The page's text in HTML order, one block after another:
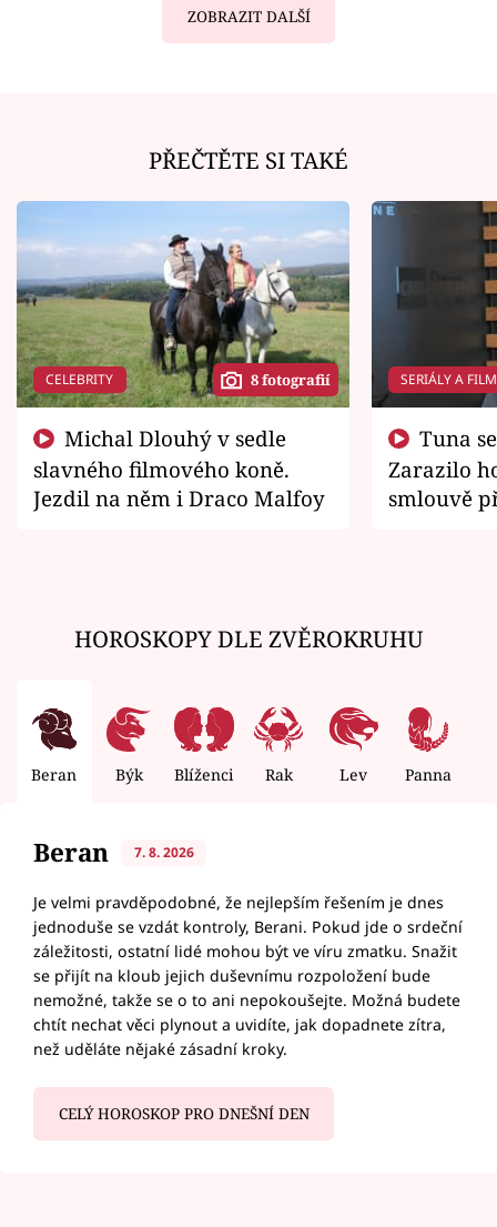
ZOBRAZIT DALŠÍ
PŘEČTĚTE SI TAKÉ
CELEBRITY 8 fotografií
slavného filmového koně.
Jezdil na něm i Draco Malfoy
SERIÁLY A
Zarazilo
smlouvě
HOROSKOPY DLE ZVĚROKRUHU
Beran Býk Blíženci Rak Lev Panna
Beran 7. 8. 2026
Je velmi pravděpodobné, že nejlepším řešením je dnes
jednoduše se vzdát kontroly, Berani. Pokud jde o srdeční
záležitosti, ostatní lidé mohou být ve víru zmatku. Snažit
se přijít na kloub jejich duševnímu rozpoložení bude
nemožné, takže se o to ani nepokoušejte. Možná budete
chtít nechat věci plynout a uvidíte, jak dopadnete zítra,
než uděláte nějaké zásadní kroky.
CELÝ HOROSKOP PRO DNEŠNÍ DEN